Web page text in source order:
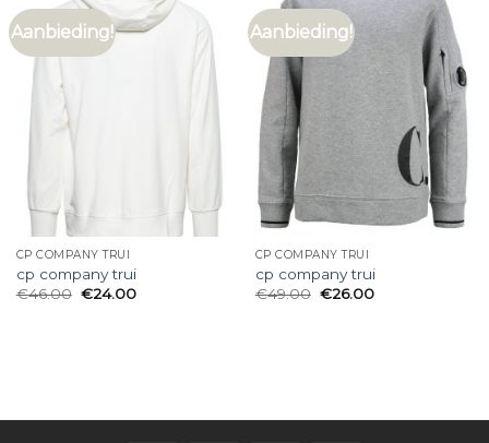
Aanbieding!
CP COMPANY TRUI
cp company trui
€46.00 €24.00
Aanbieding!
CP COMPANY TRUI
cp company trui
€49.00 €26.00